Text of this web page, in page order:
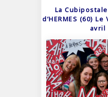
La
d’HERMES (60)
avril